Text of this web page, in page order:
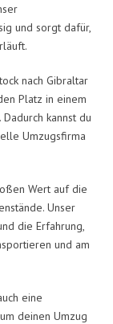
und sorgt dafür,
nach Gibraltar
Platz in einem
kannst du
Umzugsfirma
Wert auf die
Unser
die Erfahrung,
und am
eine
deinen Umzug